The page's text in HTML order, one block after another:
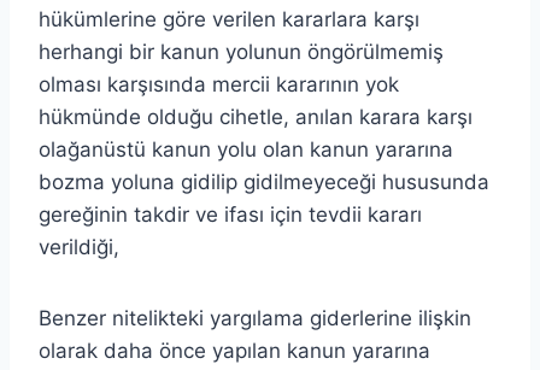
hükümlerine göre verilen kararlara karşı
herhangi bir kanun yolunun öngörülmemiş
olması karşısında mercii kararının yok
hükmünde olduğu cihetle, anılan karara karşı
olağanüstü kanun yolu olan kanun yararına
bozma yoluna gidilip gidilmeyeceği hususunda
gereğinin takdir ve ifası için tevdii kararı
verildiği,
Benzer nitelikteki yargılama giderlerine ilişkin
olarak daha önce yapılan kanun yararına